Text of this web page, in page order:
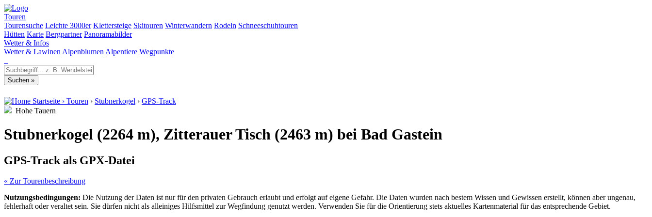
Touren
Tourensuche Leichte 3000er Klettersteige Skitouren Winterwandern Rodeln Schneeschuhtouren
Hütten Karte Bergpartner Panoramabilder
Wetter & Infos
Wetter & Lawinen Alpenblumen Alpentiere Wegpunkte
Startseite › Touren › Stubnerkogel › GPS-Track
Hohe Tauern
Stubnerkogel (2264 m), Zitterauer Tisch (2463 m) bei Bad Gastein
GPS-Track als GPX-Datei
« Zur Tourenbeschreibung
Nutzungsbedingungen: Die Nutzung der Daten ist nur für den privaten Gebrauch erlaubt und erfolgt auf eigene Gefahr. Die Daten wurden nach bestem Wissen und Gewissen erstellt, können aber ungenau,
fehlerhaft oder veraltet sein. Sie dürfen nicht als alleiniges Hilfsmittel zur Wegfindung genutzt werden. Verwenden Sie für die Orientierung stets aktuelles Kartenmaterial für das entsprechende Gebiet.